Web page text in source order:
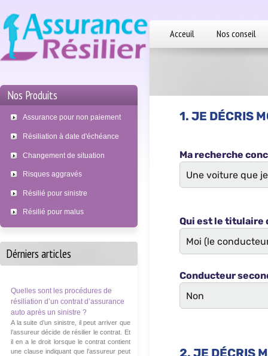
Acceuil Nos conseil
Nos Produits
Assurance pour non paiement
Résiliation à date d'échéance
Changement de situation
Risques aggravés
Résilié pour sinistre
Résilié pour malus
Dérniers articles
Quelles sont les procédures de
résiliation d’un contrat d’assurance
auto après un sinistre ?
A la suite d’un sinistre, il peut arriver que
l’assureur décide de résilier le contrat. Et
il en a le droit lorsque le contrat contient
une clause indiquant que l’assureur peut